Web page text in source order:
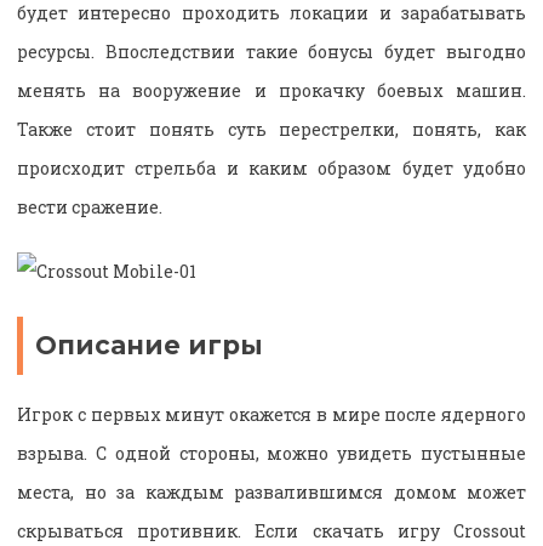
будет интересно проходить локации и зарабатывать
ресурсы. Впоследствии такие бонусы будет выгодно
менять на вооружение и прокачку боевых машин.
Также стоит понять суть перестрелки, понять, как
происходит стрельба и каким образом будет удобно
вести сражение.
Описание игры
Игрок с первых минут окажется в мире после ядерного
взрыва. С одной стороны, можно увидеть пустынные
места, но за каждым развалившимся домом может
скрываться противник. Если скачать игру Crossout